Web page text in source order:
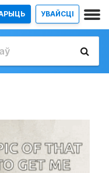
УВАЙСЦІ